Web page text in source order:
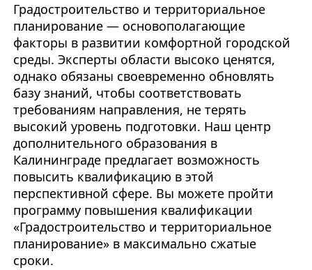
Градостроительство и территориальное
планирование — основополагающие
факторы в развитии комфортной городской
среды. Эксперты области высоко ценятся,
однако обязаны своевременно обновлять
базу знаний, чтобы соответствовать
требованиям направления, не терять
высокий уровень подготовки. Наш центр
дополнительного образования в
Калининграде предлагает возможность
повысить квалификацию в этой
перспективной сфере. Вы можете пройти
программу повышения квалификации
«Градостроительство и территориальное
планирование» в максимально сжатые
сроки.